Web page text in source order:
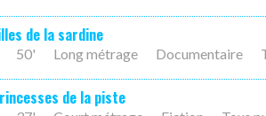
de la sardine
50' Long métrage Documentaire
de la piste